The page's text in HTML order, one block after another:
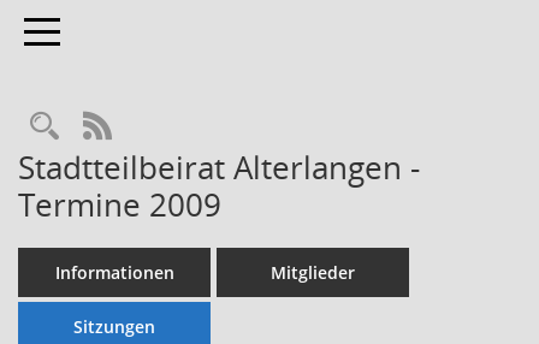
Toggle navigation
Rechercheauswahl
RSS-Feed
Stadtteilbeirat Alterlangen -
Termine 2009
Informationen Mitglieder
Sitzungen